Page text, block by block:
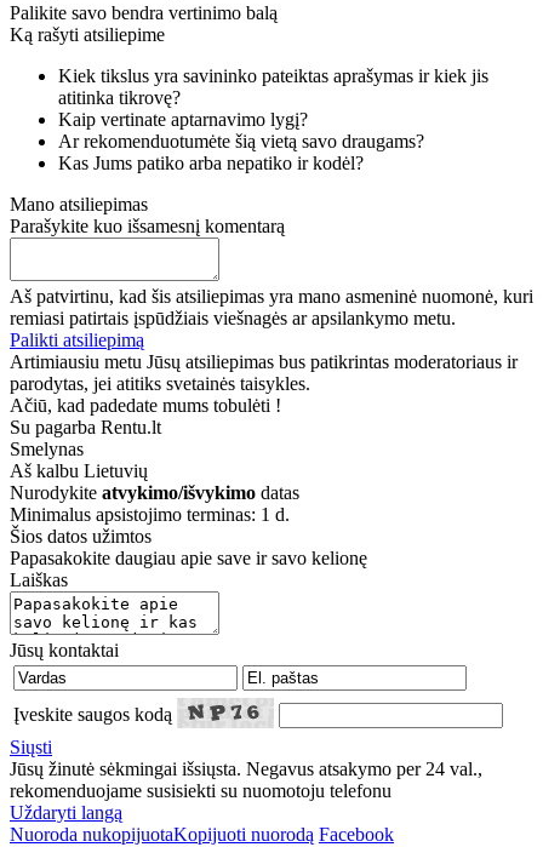
Palikite savo bendra vertinimo balą
Ką rašyti atsiliepime
Kiek tikslus yra savininko pateiktas aprašymas ir kiek jis
atitinka tikrovę?
Kaip vertinate aptarnavimo lygį?
Ar rekomenduotumėte šią vietą savo draugams?
Kas Jums patiko arba nepatiko ir kodėl?
Mano atsiliepimas
Parašykite kuo išsamesnį komentarą
Aš patvirtinu, kad šis atsiliepimas yra mano asmeninė nuomonė, kuri
remiasi patirtais įspūdžiais viešnagės ar apsilankymo metu.
Palikti atsiliepimą
Artimiausiu metu Jūsų atsiliepimas bus patikrintas moderatoriaus ir
parodytas, jei atitiks svetainės taisykles.
Ačiū, kad padedate mums tobulėti !
Su pagarba Rentu.lt
Smelynas
Aš kalbu Lietuvių
Nurodykite atvykimo/išvykimo datas
Minimalus apsistojimo terminas: 1 d.
Šios datos užimtos
Papasakokite daugiau apie save ir savo kelionę
Laiškas
Jūsų kontaktai
Įveskite saugos kodą
Siųsti
Jūsų žinutė sėkmingai išsiųsta. Negavus atsakymo per 24 val.,
rekomenduojame susisiekti su nuomotoju telefonu
Uždaryti langą
Nuoroda nukopijuotaKopijuoti nuorodą Facebook